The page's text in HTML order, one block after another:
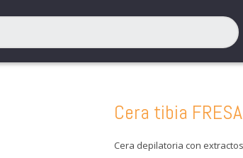
Cera tibia
Cera depilatoria con